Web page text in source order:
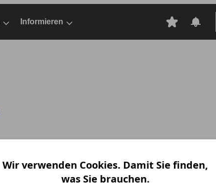
Informieren
Wir verwenden Cookies. Damit Sie finden,
was Sie brauchen.